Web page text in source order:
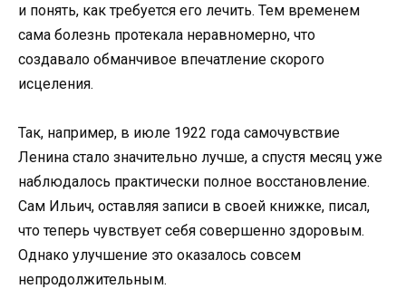
и понять, как требуется его лечить. Тем временем
сама болезнь протекала неравномерно, что
создавало обманчивое впечатление скорого
исцеления.
Так, например, в июле 1922 года самочувствие
Ленина стало значительно лучше, а спустя месяц уже
наблюдалось практически полное восстановление.
Сам Ильич, оставляя записи в своей книжке, писал,
что теперь чувствует себя совершенно здоровым.
Однако улучшение это оказалось совсем
непродолжительным.